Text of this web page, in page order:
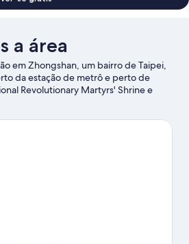
a área
em Zhongshan, um bairro de Taipei,
da estação de metrô e perto de
Revolutionary Martyrs' Shrine e
são algumas das atrações
de Belas Artes de Taipei é outra